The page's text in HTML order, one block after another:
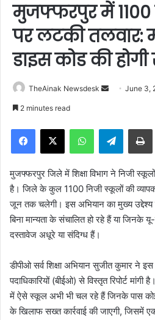
मुजफ्फरपुर में 1100
पर लटकी तलवार:
डाइस कोड की
TheAinak Newsdesk
a
e
m
a
i
June 3,
2 minutes read
Telegram
मुजफ्फरपुर जिले में शिक्षा विभाग ने निजी
है। जिले के कुल 1100 निजी स्कूलों की
जून तक चलेगी। इस अभियान का मुख्य
बिना मान्यता के संचालित हो रहे हैं या जिनके
दस्तावेज अधूरे या संदिग्ध हैं।
डीपीओ सर्व शिक्षा अभियान सुजीत कुमार ने
पदाधिकारियों (बीईओ) से विस्तृत रिपोर्ट मांगी
में ऐसे स्कूल अभी भी चल रहे हैं जिनके पास
के खिलाफ सख्त कार्रवाई की जाएगी, जिसमें